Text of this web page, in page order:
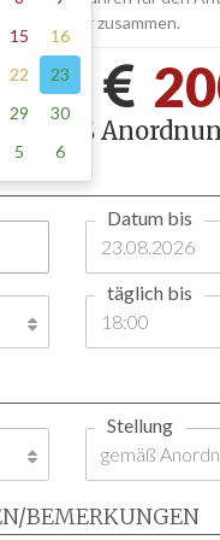
Schilder zusammen.
-
gemäß
Datum bis
täglich bis
Stellung
BEMERKUNGEN
15
16
22
23
29
30
5 6